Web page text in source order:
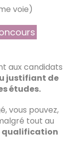
voie)
aux candidats
justifiant de
études.
vous pouvez,
tout au
qualification